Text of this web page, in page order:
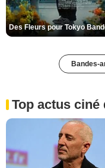
Bandes-
Top actus ciné